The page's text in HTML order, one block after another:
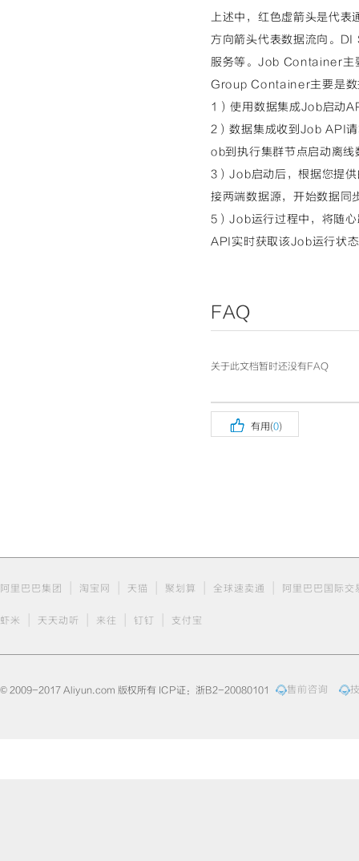
上述中，红色虚箭头是代
方向箭头代表数据流向。
服务等。Job Container主
Group Container主要是数
1）使用数据集成Job启动
2）数据集成收到Job API
ob到执行集群节点启动离线
3）Job启动后，根据您提
接两端数据源，开始数据同
5）Job运行过程中，将随
API实时获取该Job运行状
FAQ
关于此文档暂时还没有FAQ
 有用(0)
阿里巴巴集团 淘宝网 天猫 聚划算 全球速卖通 阿里巴巴国际交
虾米 天天动听 来往 钉钉 支付宝
© 2009-2017 Aliyun.com 版权所有 ICP证：浙B2-20080101 售前咨询